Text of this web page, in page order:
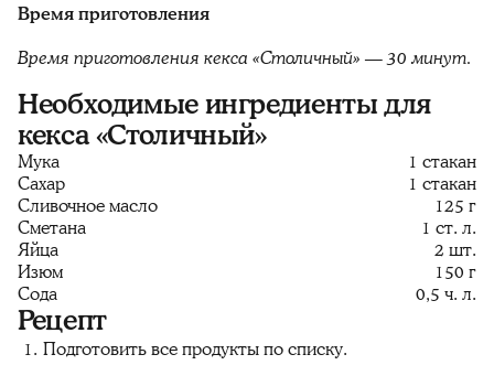
Время приготовления
Время приготовления кекса «Столичный» — 30 минут.
Необходимые ингредиенты для
кекса «Столичный»
Мука
1 стакан
Сахар
1 стакан
Сливочное масло
125 г
Сметана
1 ст. л.
Яйца
2 шт.
Изюм
150 г
Сода
0,5 ч. л.
Рецепт
Подготовить все продукты по списку.